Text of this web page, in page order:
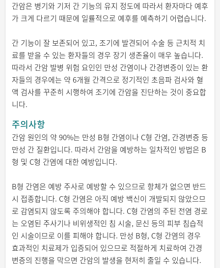
간암은 병기와 기저 간 기능의 유지 정도에 따라서 환자마다 예후
가 크게 다르기 때문에 일률적으로 예후를 예측하기 어렵습니다.
간 기능이 잘 보존되어 있고, 조기에 발견되어 수술 등 근치적 치
료를 받을 수 있는 환자들의 경우 장기 생존율이 매우 높습니다.
따라서 간암 발병 위험 요인인 만성 간염이나 간경변증이 있는 환
자들의 경우에는 약 6개월 간격으로 정기적인 초음파 검사와 혈
액 검사를 꾸준히 시행하여 조기에 간암을 진단하는 것이 중요합
니다.
주의사항
간암 원인의 약 90%는 만성 B형 간염이나 C형 간염, 간경변증 등
만성 간 질환입니다. 따라서 간암을 예방하는 일차적인 방법은 B
형 및 C형 간염에 대한 예방입니다.
B형 간염은 예방 주사로 예방할 수 있으므로 항체가 없으면 반드
시 접종합니다. C형 간염은 아직 예방 백신이 개발되지 않았으므
로 감염되지 않도록 주의해야 합니다. C형 간염의 주된 전염 경로
는 오염된 주사기나 비위생적인 침 시술, 문신 등의 피부 침습적
인 시술이므로 이를 피해야 합니다. 만성 B형, C형 간염의 경우
효과적인 치료제가 입증되어 있으므로 적절하게 치료하여 간경
변증의 진행을 막으면 간암의 발생을 현저히 줄일 수 있습니다.